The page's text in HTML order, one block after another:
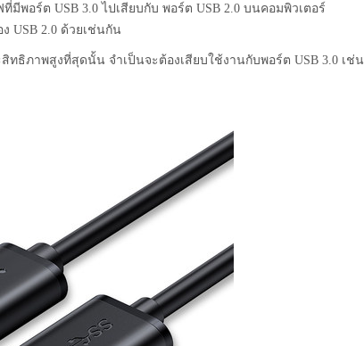
พอร์ต USB 3.0 ไปเสียบกับ พอร์ต USB 2.0 บนคอมพิวเตอร์
USB 2.0 ด้วยเช่นกัน
ธิภาพสูงที่สุดนั้น จำเป็นจะต้องเสียบใช้งานกับพอร์ต USB 3.0 เช่น